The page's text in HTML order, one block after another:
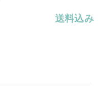
送料込み